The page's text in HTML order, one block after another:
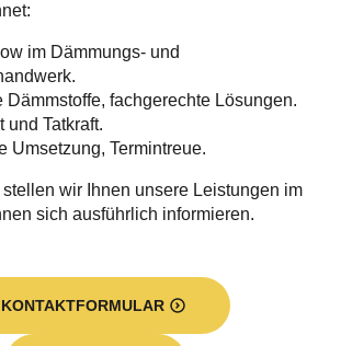
im Dämmungs- und
Dämmstoffe, fachgerechte Lösungen.
und Tatkraft.
Umsetzung, Termintreue.
wir Ihnen unsere Leistungen im
sich ausführlich informieren.
KONTAKTFORMULAR